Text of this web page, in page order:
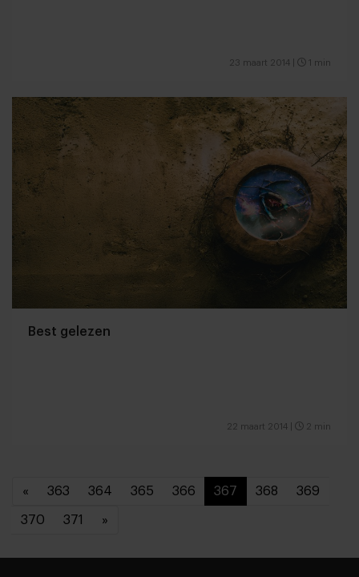
23 maart 2014 1 min
Best gelezen
22 maart 2014 2 min
« 363 364 365 366 367 368 369
370 371 »